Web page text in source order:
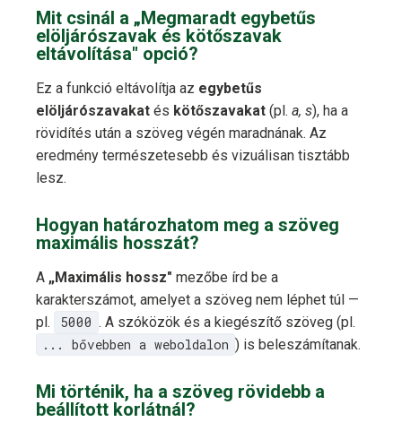
Mit csinál a „Megmaradt egybetűs
elöljárószavak és kötőszavak
eltávolítása" opció?
Ez a funkció eltávolítja az egybetűs
elöljárószavakat és kötőszavakat (pl. a, s), ha a
rövidítés után a szöveg végén maradnának. Az
eredmény természetesebb és vizuálisan tisztább
lesz.
Hogyan határozhatom meg a szöveg
maximális hosszát?
A „Maximális hossz" mezőbe írd be a
karakterszámot, amelyet a szöveg nem léphet túl —
pl.
5000 . A szóközök és a kiegészítő szöveg (pl.
... bővebben a weboldalon ) is beleszámítanak.
Mi történik, ha a szöveg rövidebb a
beállított korlátnál?